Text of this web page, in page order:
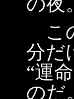
こ
分だ
“運
のだ